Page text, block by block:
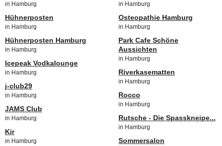
in Hamburg
Hühnerposten
in Hamburg
Hühnerposten Hamburg
in Hamburg
Icepeak Vodkalounge
in Hamburg
j-club29
in Hamburg
JAMS Club
in Hamburg
Kir
in Hamburg
in Hamburg
Osteopathie Hamburg
in Hamburg
Park Cafe Schöne
Aussichten
in Hamburg
Riverkasematten
in Hamburg
Rocco
in Hamburg
Rutsche - Die Spasskneipe...
in Hamburg
Sommersalon